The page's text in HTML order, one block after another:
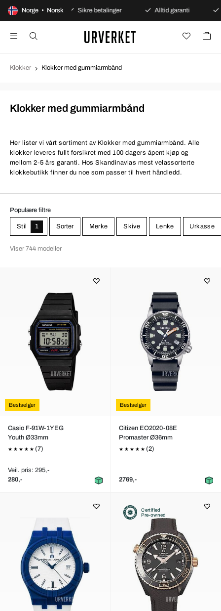
Norge • Norsk
kjøp Sikre betalinger Alltid garanti Rask
Klokker Klokker med gummiarmbånd
Klokker med gummiarmbånd
Her lister vi vårt sortiment av Klokker med gummiarmbånd. Alle
klokker leveres fullt forsikret med 100 dagers åpent kjøp og
mellom 2-5 års garanti. Hos Skandinavias mest velassorterte
klokkebutikk finner du noe som passer til hvert håndledd.
Populære filtre
Sorter
Stil 1 Merke Skive Lenke Urkasse
Viser 744 modeller
Bestselger
Casio F-91W-1YEG
Youth Ø33mm
(7)
Veil. pris: 295,-
280,-
Bestselger
Citizen EO2020-08E
Promaster Ø36mm
(2)
2769,-
Certified
Pre-owned